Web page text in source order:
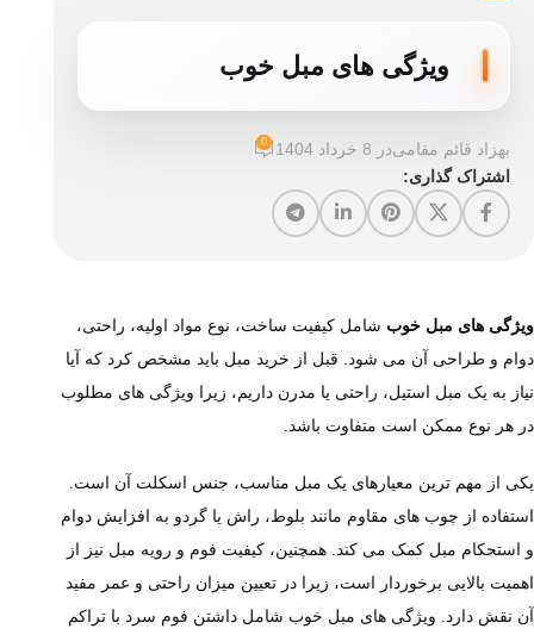
ویژگی‌ های مبل خوب
بهزاد قائم مقامیدر 8 خرداد 1404 0
اشتراک گذاری:
ویژگی‌ های مبل خوب شامل کیفیت ساخت، نوع مواد اولیه، راحتی،
دوام و طراحی آن می ‌شود. قبل از خرید مبل باید مشخص کرد که آیا
نیاز به یک مبل استیل، راحتی یا مدرن داریم، زیرا ویژگی‌ های مطلوب
در هر نوع ممکن است متفاوت باشد.
یکی از مهم‌ ترین معیارهای یک مبل مناسب، جنس اسکلت آن است.
استفاده از چوب‌ های مقاوم مانند بلوط، راش یا گردو به افزایش دوام
و استحکام مبل کمک می کند. همچنین، کیفیت فوم و رویه مبل نیز از
اهمیت بالایی برخوردار است، زیرا در تعیین میزان راحتی و عمر مفید
آن نقش دارد. ویژگی‌ های مبل خوب شامل داشتن فوم سرد با تراکم